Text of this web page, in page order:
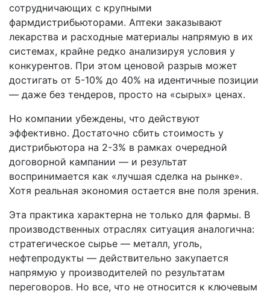
сотрудничающих с крупными
фармдистрибьюторами. Аптеки заказывают
лекарства и расходные материалы напрямую в их
системах, крайне редко анализируя условия у
конкурентов. При этом ценовой разрыв может
достигать от 5-10% до 40% на идентичные позиции
— даже без тендеров, просто на «сырых» ценах.
Но компании убеждены, что действуют
эффективно. Достаточно сбить стоимость у
дистрибьютора на 2-3% в рамках очередной
договорной кампании — и результат
воспринимается как «лучшая сделка на рынке».
Хотя реальная экономия остается вне поля зрения.
Эта практика характерна не только для фармы. В
производственных отраслях ситуация аналогична:
стратегическое сырье — металл, уголь,
нефтепродукты — действительно закупается
напрямую у производителей по результатам
переговоров. Но все, что не относится к ключевым